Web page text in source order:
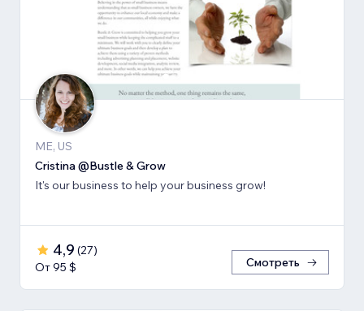
ME, US
Cristina @Bustle & Grow
It's our business to help your business grow!
4,9 (27)
От 95 $
Смотреть